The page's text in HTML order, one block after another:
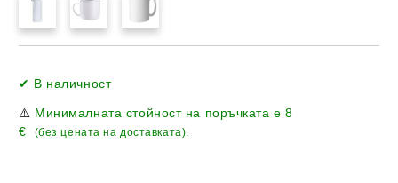
✔ В наличност
⚠️ Минималната стойност на поръчката е8
€
(без цената на доставката).